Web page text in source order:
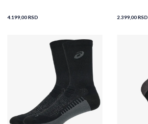
4.199,00RSD 2.399,00RSD